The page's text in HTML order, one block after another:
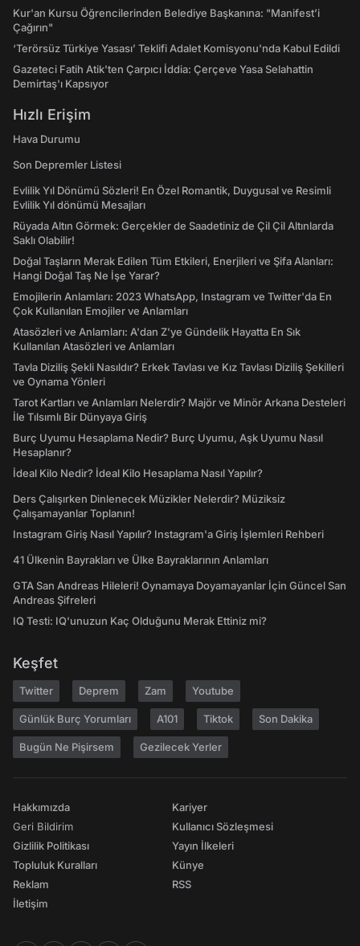
Kur'an Kursu Öğrencilerinden Belediye Başkanına: "Manifest’i
Çağırın"
‘Terörsüz Türkiye Yasası’ Teklifi Adalet Komisyonu'nda Kabul Edildi
Gazeteci Fatih Atik'ten Çarpıcı İddia: Çerçeve Yasa Selahattin
Demirtaş'ı Kapsıyor
Hızlı Erişim
Hava Durumu
Son Depremler Listesi
Evlilik Yıl Dönümü Sözleri! En Özel Romantik, Duygusal ve Resimli
Evlilik Yıl dönümü Mesajları
Rüyada Altın Görmek: Gerçekler de Saadetiniz de Çil Çil Altınlarda
Saklı Olabilir!
Doğal Taşların Merak Edilen Tüm Etkileri, Enerjileri ve Şifa Alanları:
Hangi Doğal Taş Ne İşe Yarar?
Emojilerin Anlamları: 2023 WhatsApp, Instagram ve Twitter'da En
Çok Kullanılan Emojiler ve Anlamları
Atasözleri ve Anlamları: A'dan Z'ye Gündelik Hayatta En Sık
Kullanılan Atasözleri ve Anlamları
Tavla Diziliş Şekli Nasıldır? Erkek Tavlası ve Kız Tavlası Diziliş Şekilleri
ve Oynama Yönleri
Tarot Kartları ve Anlamları Nelerdir? Majör ve Minör Arkana Desteleri
İle Tılsımlı Bir Dünyaya Giriş
Burç Uyumu Hesaplama Nedir? Burç Uyumu, Aşk Uyumu Nasıl
Hesaplanır?
İdeal Kilo Nedir? İdeal Kilo Hesaplama Nasıl Yapılır?
Ders Çalışırken Dinlenecek Müzikler Nelerdir? Müziksiz
Çalışamayanlar Toplanın!
Instagram Giriş Nasıl Yapılır? Instagram'a Giriş İşlemleri Rehberi
41 Ülkenin Bayrakları ve Ülke Bayraklarının Anlamları
GTA San Andreas Hileleri! Oynamaya Doyamayanlar İçin Güncel San
Andreas Şifreleri
IQ Testi: IQ'unuzun Kaç Olduğunu Merak Ettiniz mi?
Keşfet
Twitter Deprem Zam Youtube
Günlük Burç Yorumları A101 Tiktok Son Dakika
Bugün Ne Pişirsem Gezilecek Yerler
Hakkımızda
Geri Bildirim
Gizlilik Politikası
Topluluk Kuralları
Reklam
İletişim
Kariyer
Kullanıcı Sözleşmesi
Yayın İlkeleri
Künye
RSS